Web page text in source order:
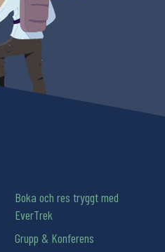
Boka och res tryggt med
EverTrek
Grupp & Konferens